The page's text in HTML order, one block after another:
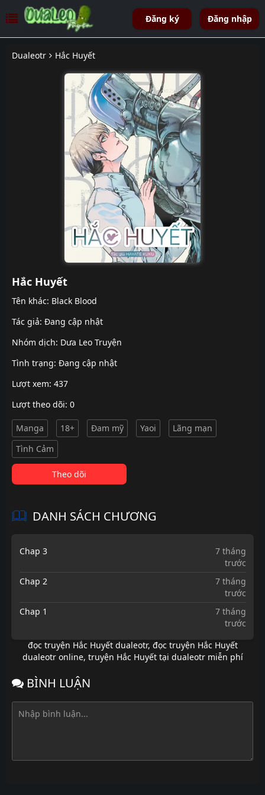
Đăng ký Đăng nhập
Dualeotr Hắc Huyết
Hắc Huyết
Tên khác: Black Blood
Tác giả: Đang cập nhật
Nhóm dịch: Dưa Leo Truyện
Tình trạng: Đang cập nhật
Lượt xem: 437
Lượt theo dõi: 0
Manga 18+ Đam mỹ Yaoi
Lãng mạn
Tình Cảm
Theo dõi
DANH SÁCH CHƯƠNG
Chap 3
7 tháng
trước
Chap 2
7 tháng
trước
Chap 1
7 tháng
trước
đọc truyện Hắc Huyết dualeotr, đọc truyện Hắc Huyết
dualeotr online, truyện Hắc Huyết tại dualeotr miễn phí
BÌNH LUẬN